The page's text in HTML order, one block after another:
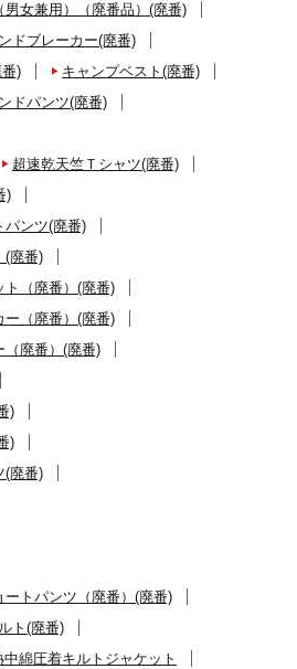
男女兼用）（廃番品）(廃番)
ドブレーカー(廃番)
)
キャンプベスト(廃番)
ドパンツ(廃番)
超速乾天竺Ｔシャツ(廃番)
)
パンツ(廃番)
(廃番)
ト（廃番）(廃番)
ー（廃番）(廃番)
（廃番）(廃番)
)
)
(廃番)
トパンツ（廃番）(廃番)
ト(廃番)
中綿圧着キルトジャケット